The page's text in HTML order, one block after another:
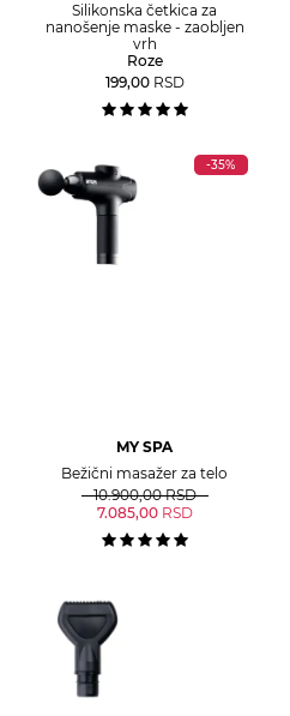
Silikonska četkica za
nanošenje maske - zaobljen
vrh
Roze
199,00 RSD
-35%
MY SPA
Bežični masažer za telo
10.900,00 RSD
7.085,00 RSD